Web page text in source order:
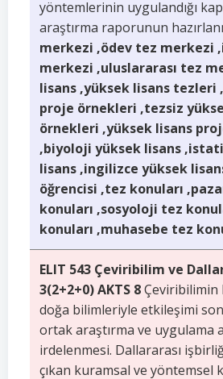
yöntemlerinin uygulandığı
araştırma raporunun
merkezi ,ödev tez merkezi
merkezi ,uluslararası tez
lisans ,yüksek lisans tezleri
proje örnekleri ,tezsiz
örnekleri ,yüksek lisans
,biyoloji yüksek lisans
lisans ,ingilizce yüksek
öğrencisi ,tez konuları
konuları ,sosyoloji tez
konuları ,muhasebe tez
ELIT 543 Çeviribilim ve
3(2+2+0) AKTS 8Çeviribilimin
doğa bilimleriyle etkileşimi
ortak araştırma ve uygulama
irdelenmesi. Dallararası
çıkan kuramsal ve yöntemsel